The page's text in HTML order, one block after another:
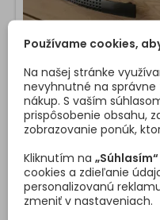
ÚCHYTKA VELLEN /
MATNÁ
Úchytka VELLEN v
prináša výrazný
akcent vhodný do
minimalistických,
industriálnych aj
Cena
1,39 €
Používame cookies,
Na našej stránke
nevyhnutné na
nákup. S vaším
prispôsobenie obsahu,
zobrazovanie ponúk,
Kliknutím na „Súhlasím“
cookies a zdieľanie
personalizovanú
zmeniť v nastaveniach.